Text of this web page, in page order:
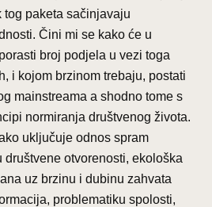
paketa sačinjavaju
Čini mi se kako će u
broj podjela u vezi toga
i kojom brzinom trebaju, postati
mainstreama a shodno tome s
normiranja društvenog života.
uključuje odnos spram
društvene otvorenosti, ekološka
uz brzinu i dubinu zahvata
problematiku spolosti,